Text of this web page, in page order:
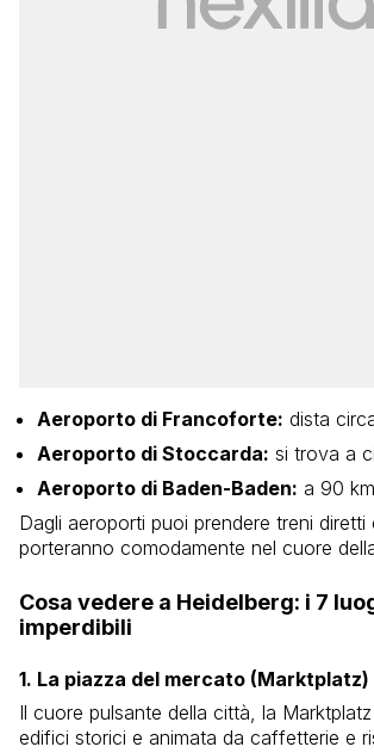
Aeroporto di Francoforte: dista
Aeroporto di Stoccarda: si trova a
Aeroporto di Baden-Baden: a 90
Dagli aeroporti puoi prendere treni diretti
porteranno comodamente nel cuore
Cosa vedere a Heidelberg: i 7
imperdibili
1. La piazza del mercato (Marktplatz)
Il cuore pulsante della città, la
edifici storici e animata da caffetterie e